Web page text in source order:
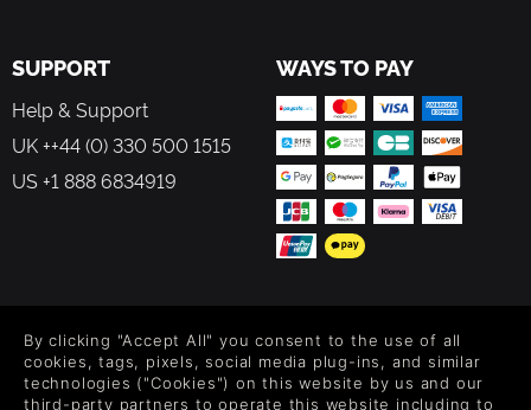
SUPPORT
Help & Support
UK ++44 (0) 330 500 1515
US +1 888 6834919
WAYS TO PAY
Level up your inbox: Get emails for new releases, sales,
wishlists, and XP offers on games.
By clicking "Accept All" you consent to the use of all
cookies, tags, pixels, social media plug-ins, and similar
technologies ("Cookies") on this website by us and our
third-party partners to operate this website including to